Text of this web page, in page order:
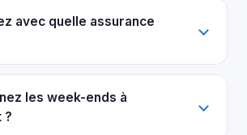
avec quelle assurance
les week-ends à
?